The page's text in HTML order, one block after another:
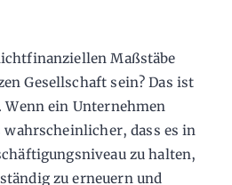
Maßstäbe
Gesellschaft sein? Das ist
Wenn ein Unternehmen
dass es in
zu halten,
zu erneuern und